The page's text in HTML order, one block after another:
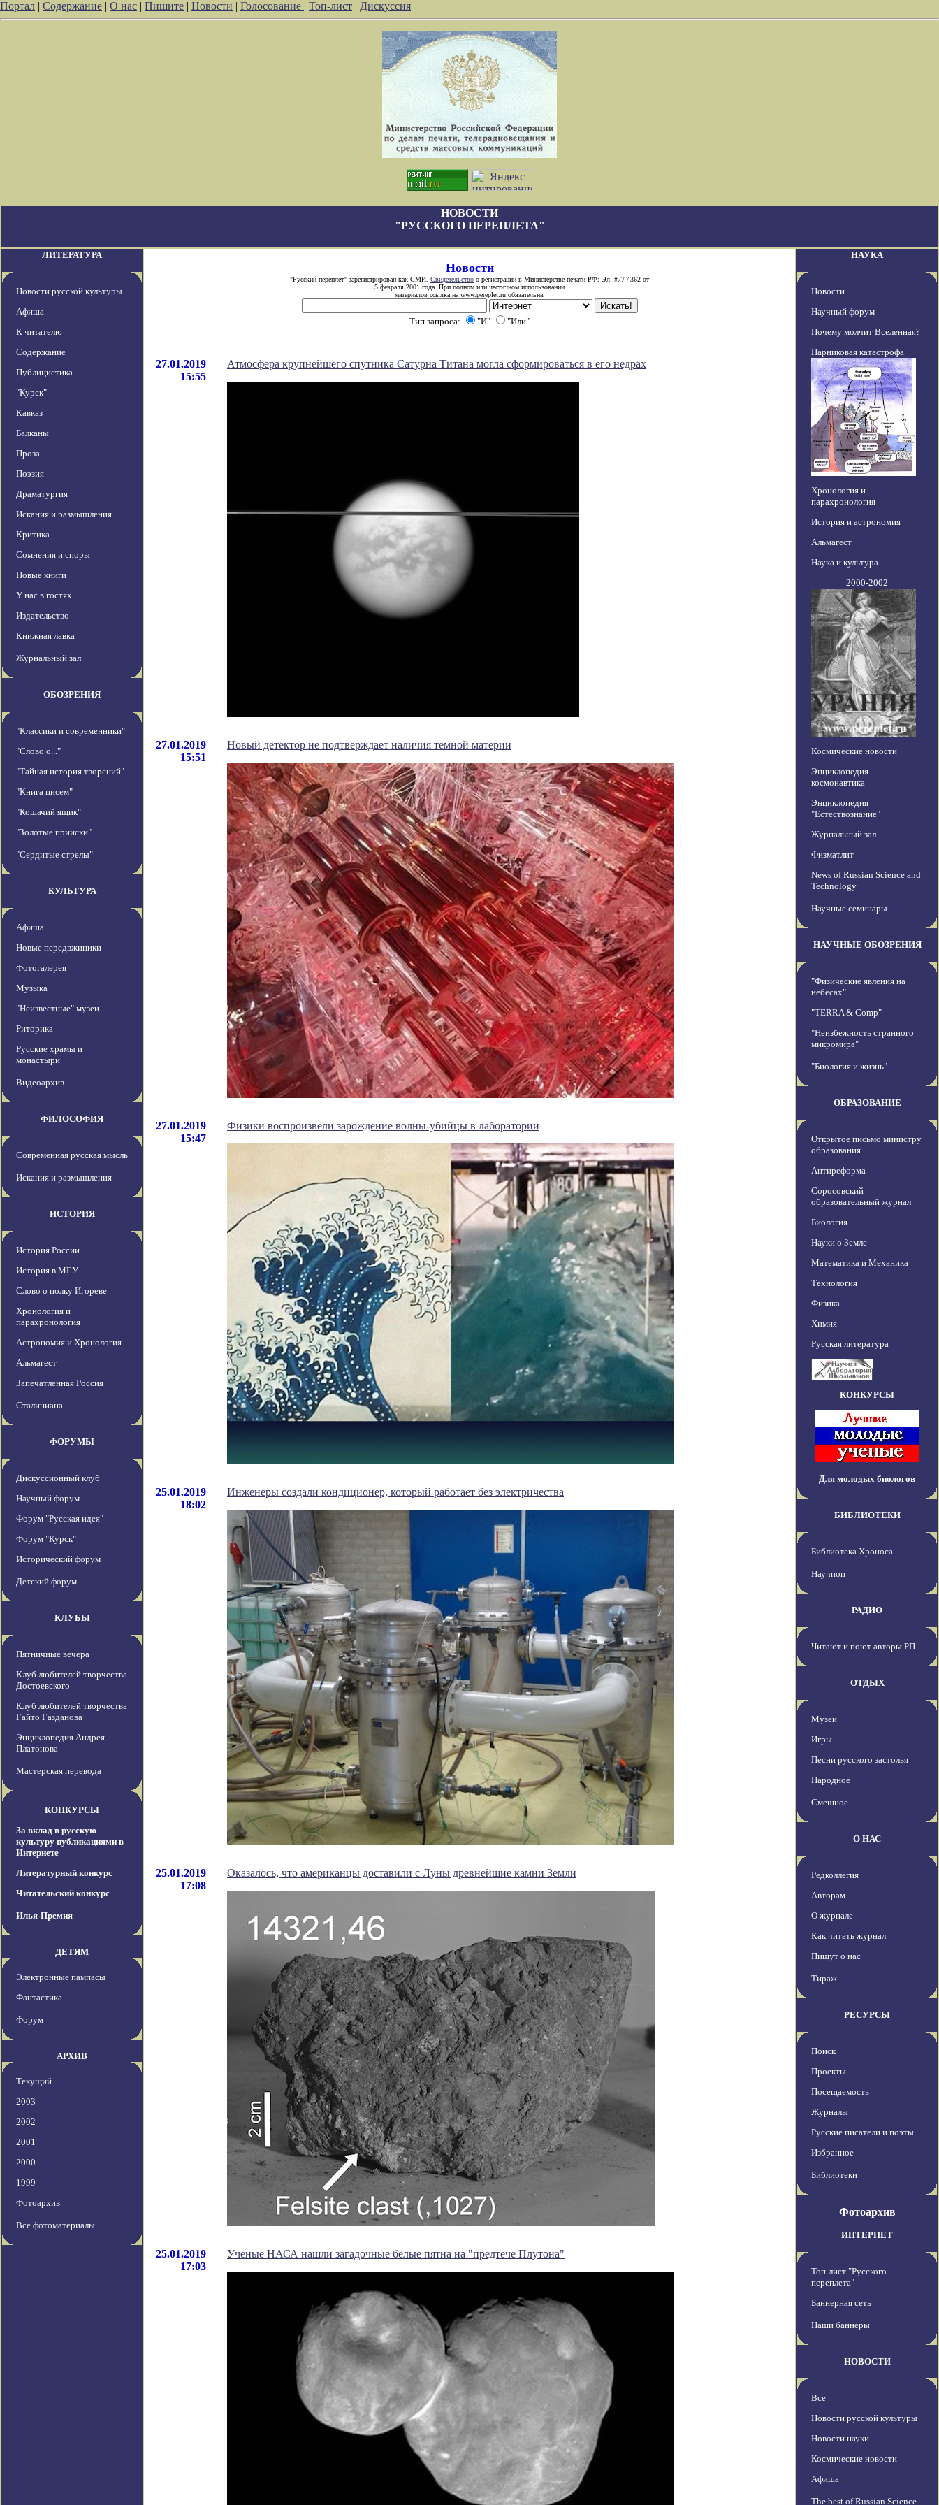
Портал | Содержание | О нас | Пишите | Новости | Голосование | Топ-лист | Дискуссия
НОВОСТИ
"РУССКОГО ПЕРЕПЛЕТА"
ЛИТЕРАТУРА
Новости русской культуры
Афиша
К читателю
Содержание
Публицистика
"Курск"
Кавказ
Балканы
Проза
Поэзия
Драматургия
Искания и размышления
Критика
Сомнения и споры
Новые книги
У нас в гостях
Издательство
Книжная лавка
Журнальный зал
ОБОЗРЕНИЯ
"Классики и современники"
"Слово о..."
"Тайная история творений"
"Книга писем"
"Кошачий ящик"
"Золотые прииски"
"Сердитые стрелы"
КУЛЬТУРА
Афиша
Новые передвжиники
Фотогалерея
Музыка
"Неизвестные" музеи
Риторика
Русские храмы и
монастыри
Видеоархив
ФИЛОСОФИЯ
Современная русская мысль
Искания и размышления
ИСТОРИЯ
История России
История в МГУ
Слово о полку Игореве
Хронология и
парахронология
Астрономия и Хронология
Альмагест
Запечатленная Россия
Сталиниана
ФОРУМЫ
Дискуссионный клуб
Научный форум
Форум "Русская идея"
Форум "Курск"
Исторический форум
Детский форум
КЛУБЫ
Пятничные вечера
Клуб любителей творчества
Достоевского
Клуб любителей творчества
Гайто Газданова
Энциклопедия Андрея
Платонова
Мастерская перевода
КОНКУРСЫ
За вклад в русскую
культуру публикациями в
Интернете
Литературный конкурс
Читательский конкурс
Илья-Премия
ДЕТЯМ
Электронные пампасы
Фантастика
Форум
АРХИВ
Текущий
2003
2002
2001
2000
1999
Фотоархив
Все фотоматериалы
Новости
"Русский переплет" зарегистрирован как СМИ. Свидетельство о регистрации в Министерстве печати РФ: Эл. #77-4362 от
5 февраля 2001 года. При полном или частичном использовании
материалов ссылка на www.pereplet.ru обязательна.
Тип запроса: "И" "Или"
27.01.2019
15:55
Атмосфера крупнейшего спутника Сатурна Титана могла cформироваться в его недрах
27.01.2019
15:51
Новый детектор не подтверждает наличия темной материи
27.01.2019
15:47
Физики воспроизвели зарождение волны-убийцы в лаборатории
25.01.2019
18:02
Инженеры создали кондиционер, который работает без электричества
25.01.2019
17:08
Оказалось, что американцы доставили с Луны древнейшие камни Земли
25.01.2019
17:03
Ученые НАСА нашли загадочные белые пятна на "предтече Плутона"
НАУКА
Новости
Научный форум
Почему молчит Вселенная?
Парниковая катастрофа
Хронология и
парахронология
История и астрономия
Альмагест
Наука и культура
2000-2002
Космические новости
Энциклопедия
космонавтика
Энциклопедия
"Естествознание"
Журнальный зал
Физматлит
News of Russian Science and
Technology
Научные семинары
НАУЧНЫЕ ОБОЗРЕНИЯ
"Физические явления на
небесах"
"TERRA & Comp"
"Неизбежность странного
микромира"
"Биология и жизнь"
ОБРАЗОВАНИЕ
Открытое письмо министру
образования
Антиреформа
Соросовский
образовательный журнал
Биология
Науки о Земле
Математика и Механика
Технология
Физика
Химия
Русская литература
КОНКУРСЫ
Для молодых биологов
БИБЛИОТЕКИ
Библиотека Хроноса
Научпоп
РАДИО
Читают и поют авторы РП
ОТДЫХ
Музеи
Игры
Песни русского застолья
Народное
Смешное
О НАС
Редколлегия
Авторам
О журнале
Как читать журнал
Пишут о нас
Тираж
РЕСУРСЫ
Поиск
Проекты
Посещаемость
Журналы
Русские писатели и поэты
Избранное
Библиотеки
Фотоархив
ИНТЕРНЕТ
Топ-лист "Русского
переплета"
Баннерная сеть
Наши баннеры
НОВОСТИ
Все
Новости русской культуры
Новости науки
Космические новости
Афиша
The best of Russian Science